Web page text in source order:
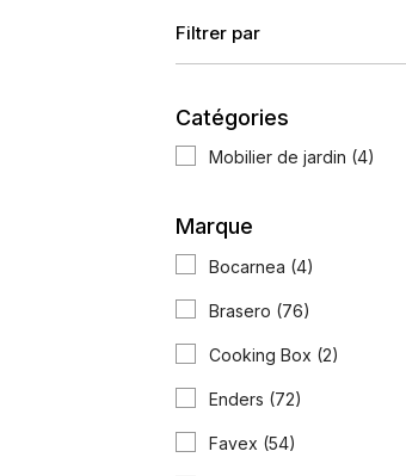
Filtrer par
Catégories
Mobilier de jardin (4)
Marque
Bocarnea (4)
Brasero (76)
Cooking Box (2)
Enders (72)
Favex (54)